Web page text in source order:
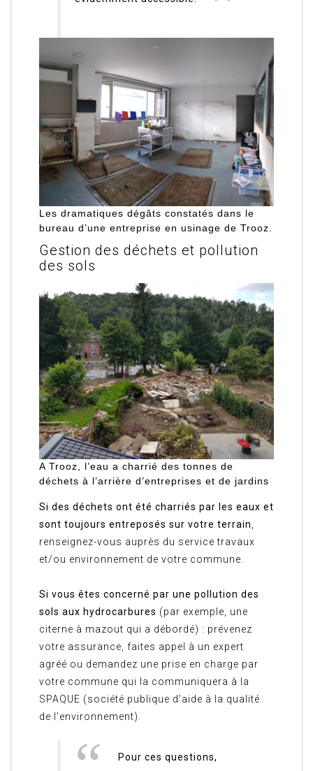
Les dramatiques dégâts constatés dans le
bureau d’une entreprise en usinage de Trooz.
Gestion des déchets et pollution
des sols
A Trooz, l’eau a charrié des tonnes de
déchets à l’arrière d’entreprises et de jardins
Si des déchets ont été charriés par les eaux et
sont toujours entreposés sur votre terrain
renseignez-vous auprès du service travaux
et/ou environnement de votre commune.
Si vous êtes concerné par une pollution des
sols aux hydrocarbures (par exemple, une
citerne à mazout qui a débordé) : prévenez
votre assurance, faites appel à un expert
agréé ou demandez une prise en charge par
votre commune qui la communiquera à la
SPAQUE (société publique d’aide à la qualité
de l’environnement).
Pour ces questions,